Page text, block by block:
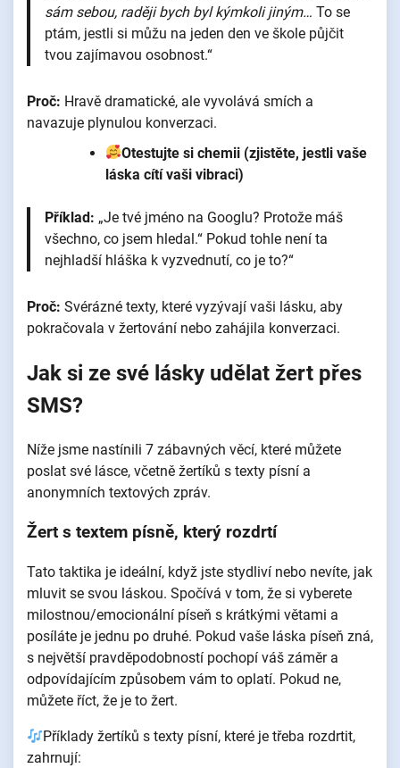
sám sebou, raději bych byl kýmkoli jiným… To se
ptám, jestli si můžu na jeden den ve škole půjčit
tvou zajímavou osobnost.“
Proč: Hravě dramatické, ale vyvolává smích a
navazuje plynulou konverzaci.
Otestujte si chemii (zjistěte, jestli vaše
láska cítí vaši vibraci)
Příklad: „Je tvé jméno na Googlu? Protože máš
všechno, co jsem hledal.“ Pokud tohle není ta
nejhladší hláška k vyzvednutí, co je to?“
Proč: Svérázné texty, které vyzývají vaši lásku, aby
pokračovala v žertování nebo zahájila konverzaci.
Jak si ze své lásky udělat žert přes
SMS?
Níže jsme nastínili 7 zábavných věcí, které můžete
poslat své lásce, včetně žertíků s texty písní a
anonymních textových zpráv.
Žert s textem písně, který rozdrtí
Tato taktika je ideální, když jste stydliví nebo nevíte, jak
mluvit se svou láskou. Spočívá v tom, že si vyberete
milostnou/emocionální píseň s krátkými větami a
posíláte je jednu po druhé. Pokud vaše láska píseň zná,
s největší pravděpodobností pochopí váš záměr a
odpovídajícím způsobem vám to oplatí. Pokud ne,
můžete říct, že je to žert.
Příklady žertíků s texty písní, které je třeba rozdrtit,
zahrnují: